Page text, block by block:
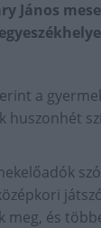
János
a
huszonhét
és